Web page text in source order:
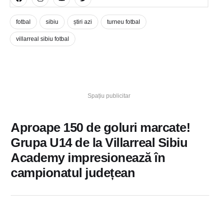
fotbal sibiu știri azi turneu fotbal
villarreal sibiu fotbal
Spațiu publicitar
Aproape 150 de goluri marcate!
Grupa U14 de la Villarreal Sibiu
Academy impresionează în
campionatul județean